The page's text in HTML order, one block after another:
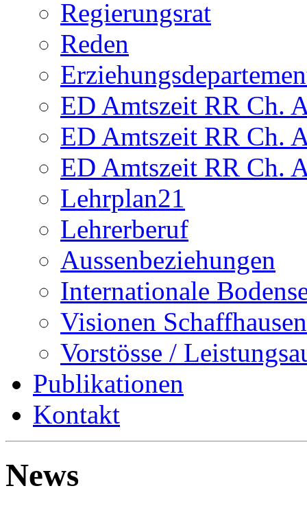
Regierungsrat
Reden
ED Amtszeit RR Ch.
ED Amtszeit RR Ch.
ED Amtszeit RR Ch.
Lehrplan21
Lehrerberuf
Aussenbeziehungen
Internationale
Visionen Schaffhausen
Vorstösse /
Publikationen
Kontakt
News